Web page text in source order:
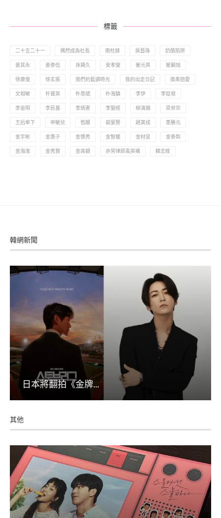
標籤
二十五二十一 偶然成為社長 南柱赫 吳藝珠 奶酪陷阱
姜其永 姜泰伍 孫錫久 安孝燮 崔元英 崔顯旭
徐康俊 徐玄振 我們的藍調時光 我的出走日記 換乘戀愛
文相敏 朴寶英 朴恩斌 朴海鎮 李伊 李姃垠
李宙明 李民基 李炳憲 李聖經 柳演錫 梁世宗
王后傘下 申敏兒 苞娜 裴聖賢 趙寅成 車勝元
金宇彬 金惠子 金憓秀 金智媛 金材昱 金泰梨
金海淑 金秀賢 金高銀 非常律師禹英禑 韓志旼
韓網新聞
日本將翻拍《金牌...
其他